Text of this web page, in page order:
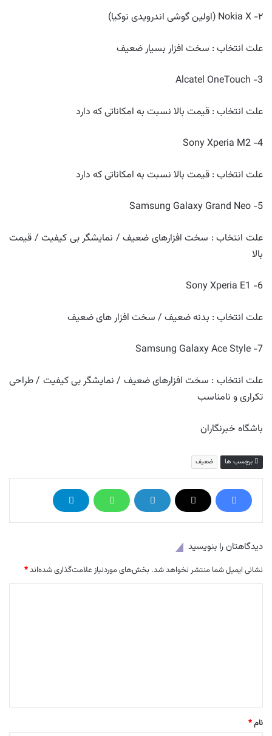
۲- Nokia X (اولین گوشی اندرویدی نوکیا)
علت انتخاب : سخت افزار بسیار ضعیف
3- Alcatel OneTouch
علت انتخاب : قیمت بالا نسبت به امکاناتی که دارد
4- Sony Xperia M2
علت انتخاب : قیمت بالا نسبت به امکاناتی که دارد
5- Samsung Galaxy Grand Neo
علت انتخاب : سخت افزارهای ضعیف / نمایشگر بی کیفیت / قیمت
بالا
6- Sony Xperia E1
علت انتخاب : بدنه ضعیف / سخت افزار های ضعیف
7- Samsung Galaxy Ace Style
علت انتخاب : سخت افزارهای ضعیف / نمایشگر بی کیفیت / طراحی
تکراری و نامناسب
باشگاه خبرنگاران
برچسب ها ضعیف
دیدگاهتان را بنویسید
نشانی ایمیل شما منتشر نخواهد شد. بخش‌های موردنیاز علامت‌گذاری شده‌اند*
نام*